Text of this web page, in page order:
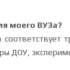
моего ВУЗа?
ДОУ,